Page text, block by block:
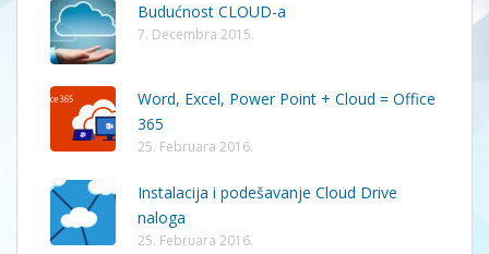
Budućnost CLOUD-a
7. Decembra 2015.
Word, Excel, Power Point + Cloud = Office
365
25. Februara 2016.
Instalacija i podešavanje Cloud Drive
naloga
25. Februara 2016.